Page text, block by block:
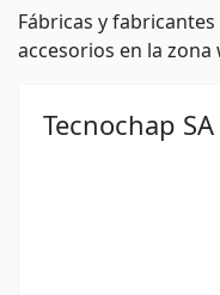
Fábricas y
accesorios en la zona
Tecnochap SA